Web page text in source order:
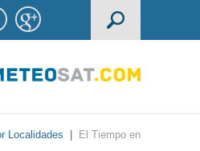
Localidades
El Tiempo en